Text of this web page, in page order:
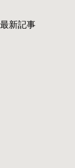
最新記事